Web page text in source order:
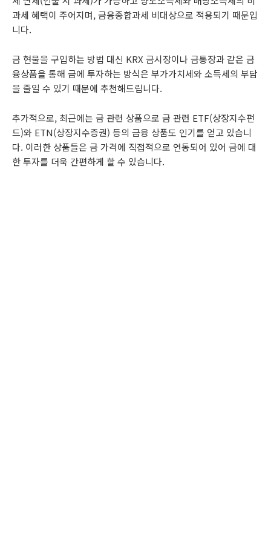
과세 혜택이 주어지며, 금융종합과세 비대상으로 적용되기 때문입
니다.
금 현물을 구입하는 방법 대신 KRX 금시장이나 금통장과 같은 금
융상품을 통해 금에 투자하는 방식은 부가가치세와 소득세의 부담
을 줄일 수 있기 때문에 추천해드립니다.
추가적으로, 최근에는 금 관련 상품으로 금 관련 ETF(상장지수펀
드)와 ETN(상장지수증권) 등의 금융 상품도 인기를 얻고 있습니
다. 이러한 상품들은 금 가격에 직접적으로 연동되어 있어 금에 대
한 투자를 더욱 간편하게 할 수 있습니다.